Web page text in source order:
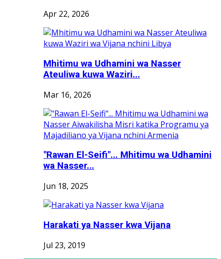
Apr 22, 2026
Mhitimu wa Udhamini wa Nasser
Ateuliwa kuwa Waziri...
Mar 16, 2026
"Rawan El-Seifi"... Mhitimu wa Udhamini
wa Nasser...
Jun 18, 2025
Harakati ya Nasser kwa Vijana
Jul 23, 2019